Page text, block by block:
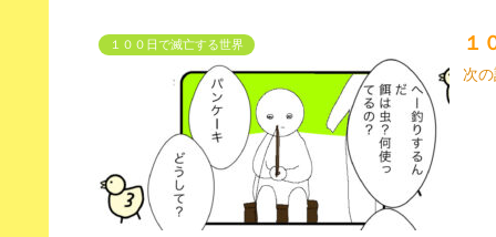
１００日で滅亡する世界 １
次